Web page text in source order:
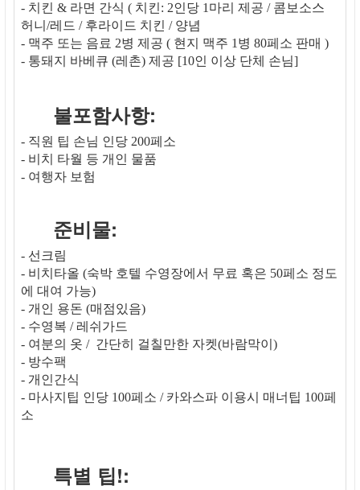
- 치킨 & 라면 간식 ( 치킨: 2인당 1마리 제공 / 콤보소스
허니/레드 / 후라이드 치킨 / 양념
- 맥주 또는 음료 2병 제공 ( 현지 맥주 1병 80페소 판매 )
- 통돼지 바베큐 (레촌) 제공 [10인 이상 단체 손님]
불포함사항:
- 직원 팁 손님 인당 200페소
- 비치 타월 등 개인 물품
- 여행자 보험
준비물:
- 선크림
- 비치타올 (숙박 호텔 수영장에서 무료 혹은 50페소 정도
에 대여 가능)
- 개인 용돈 (매점있음)
- 수영복 / 레쉬가드
- 여분의 옷 / 간단히 걸칠만한 자켓(바람막이)
- 방수팩
- 개인간식
- 마사지팁 인당 100페소 / 카와스파 이용시 매너팁 100페
소
특별 팁!: